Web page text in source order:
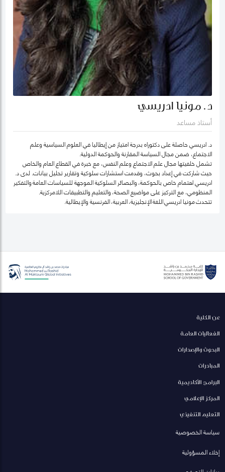
د. مونيا ادريسي
أستاذ مساعد
د. ادريسي حاصلة على دكتوراه بدرجة امتياز من إيطاليا في العلوم السياسية وعلم
الاجتماع، ضمن مجال السياسة المقارنة والحوكمة الدولية.
تشمل خلفيتها مجال علم الاجتماع وعلم النفس، مع خبرة في القطاع العام والخاص
حيث شاركت في إعداد بحوث، وقدمت استشارات سلوكية وتقارير تحليل بيانات. لدى د.
ادريسي اهتمام خاص بالحوكمة، والبصائر السلوكية الموجهة للسياسات العامة والتفكير
المنظومي، مع التركيز على مواضيع الصحة، والتعليم والتطبيقات اللامركزية.
تتحدث مونيا ادريسي اللغة الإنجليزية، العربية، الفرنسية والإيطالية.
عن الكلية
الفعاليات العامة
البحوث والإصدارات
المبادرات
البرامج الأكاديمية
المركز الإعلامي
التعليم التنفيذي
سياسة الخصوصية
إخلاء المسؤولية